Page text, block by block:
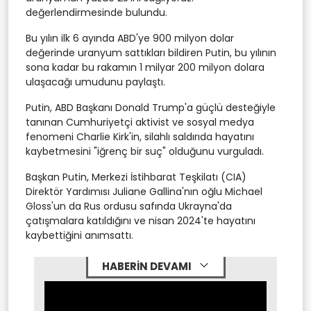
değerlendirmesinde bulundu.
Bu yılın ilk 6 ayında ABD'ye 900 milyon dolar
değerinde uranyum sattıkları bildiren Putin, bu yılının
sona kadar bu rakamın 1 milyar 200 milyon dolara
ulaşacağı umudunu paylaştı.
Putin, ABD Başkanı Donald Trump'a güçlü desteğiyle
tanınan Cumhuriyetçi aktivist ve sosyal medya
fenomeni Charlie Kirk'in, silahlı saldırıda hayatını
kaybetmesini "iğrenç bir suç" olduğunu vurguladı.
Başkan Putin, Merkezi İstihbarat Teşkilatı (CIA)
Direktör Yardımısı Juliane Gallina'nın oğlu Michael
Gloss'un da Rus ordusu safında Ukrayna'da
çatışmalara katıldığını ve nisan 2024'te hayatını
kaybettiğini anımsattı.
HABERİN DEVAMI